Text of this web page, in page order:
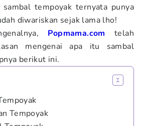
sambal tempoyak ternyata punya
diwariskan sejak lama lho!
Popmama.com telah
mengenai apa itu sambal
berikut ini.
Tempoyak